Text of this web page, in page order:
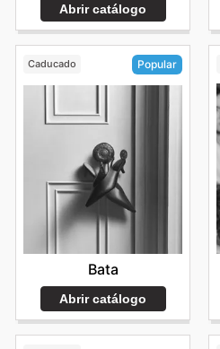
Abrir catálogo
Caducado Popular
Bata
Abrir catálogo